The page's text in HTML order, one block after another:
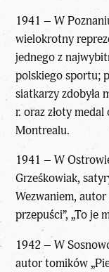
1941 – W
wielokrotny
jednego z
polskiego sportu;
siatkarzy zdobyła
r. oraz złoty
Montrealu.
1941 – W
Grześkowiak,
Wezwaniem,
przepuści”, „To je
1942 – W
autor tomików